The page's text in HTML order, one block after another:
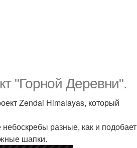
"Горной Деревни".
Zendai Himalayas, который
разные, как и подобает
шапки.